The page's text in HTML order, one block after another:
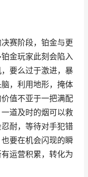
赛阶段，铂金与更
金玩家此刻会陷入
要么过于激进，暴
，利用地形，掩体
值不亚于一把满配
道及时的烟可以救
耐，等待对手犯错
要在机会闪现的瞬
运营积累，转化为